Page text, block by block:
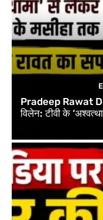
Pradeep Rawat
विलेन: टीवी के